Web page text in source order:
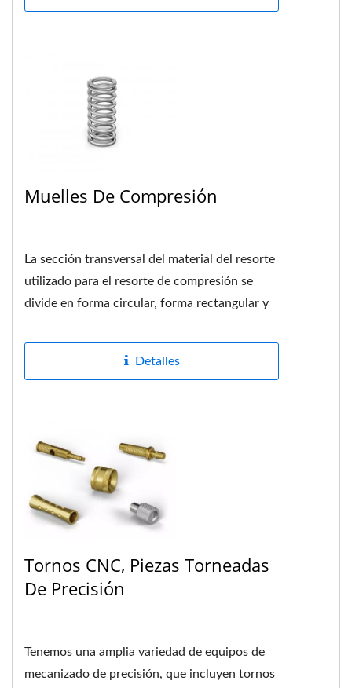
Muelles De Compresión
La sección transversal del material del resorte
utilizado para el resorte de compresión se
divide en forma circular, forma rectangular y
Detalles
Tornos CNC, Piezas Torneadas
De Precisión
Tenemos una amplia variedad de equipos de
mecanizado de precisión, que incluyen tornos